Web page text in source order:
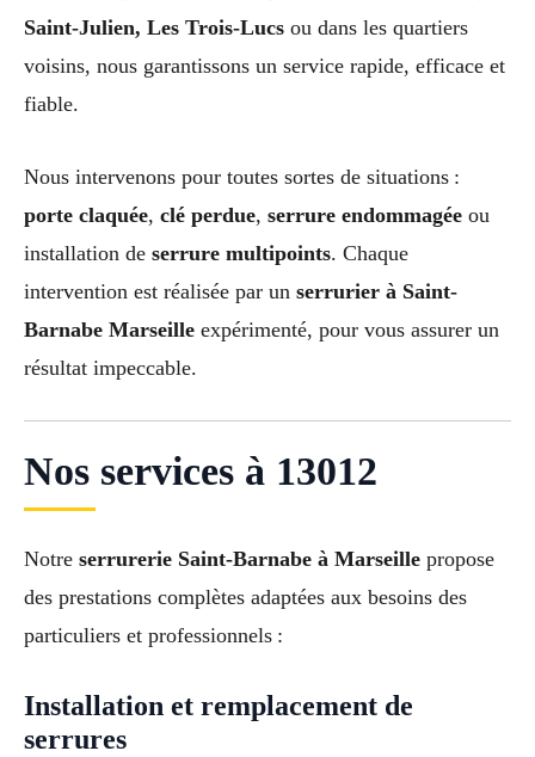
Saint-Julien, Les Trois-Lucs ou dans les quartiers
voisins, nous garantissons un service rapide, efficace et
fiable.
Nous intervenons pour toutes sortes de situations :
porte claquée, clé perdue, serrure endommagée ou
installation de serrure multipoints. Chaque
intervention est réalisée par un serrurier à Saint-
Barnabe Marseille expérimenté, pour vous assurer un
résultat impeccable.
Nos services à 13012
Notre serrurerie Saint-Barnabe à Marseille propose
des prestations complètes adaptées aux besoins des
particuliers et professionnels :
Installation et remplacement de
serrures